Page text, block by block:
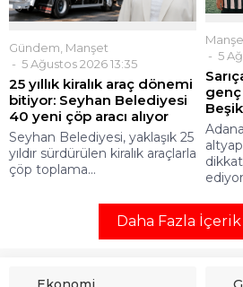
Gündem, Manşet
5 Ağustos 2026 13:35
25 yıllık kiralık araç dönemi
bitiyor: Seyhan Belediyesi
40 yeni çöp aracı alıyor
Seyhan Belediyesi, yaklaşık 25
yıldır sürdürülen kiralık araçlarla
çöp toplama...
5
genç
Daha Fazla